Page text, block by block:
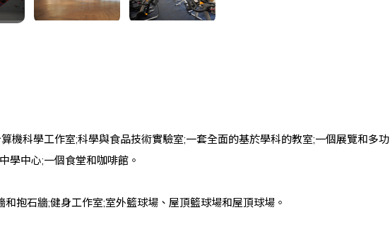
機科學工作室;科學與食品技術實驗室;一套全面的基於學科的教室;一個展覽和多功
學中心;一個食堂和咖啡館。
抱石牆;健身工作室;室外籃球場、屋頂籃球場和屋頂球場。